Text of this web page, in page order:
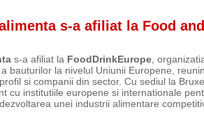
s-a afiliat la Food
s-a afiliat la FoodDrinkEurope ,
bauturilor la nivelul Uniunii Europene,
si companii din sector. Cu sediul la
cu institutiile europene si internationale
unei industrii alimentare